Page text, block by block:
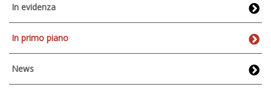
In evidenza
In primo piano
News